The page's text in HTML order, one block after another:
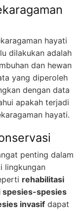
hayati
dilakukan adalah
dan hewan
yang diperoleh
dengan data
apakah terjadi
hayati.
penting dalam
lingkungan
rehabilitasi
spesies-spesies
invasif dapat